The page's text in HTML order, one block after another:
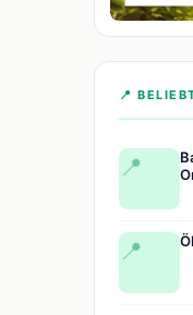
📍
📍
📍